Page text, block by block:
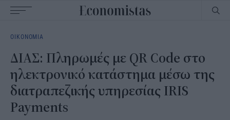
navigation
ΟΙΚΟΝΟΜΙΑ
ΔΙΑΣ: Πληρωμές με QR Code στο
ηλεκτρονικό κατάστημα μέσω της
διατραπεζικής υπηρεσίας IRIS
Payments